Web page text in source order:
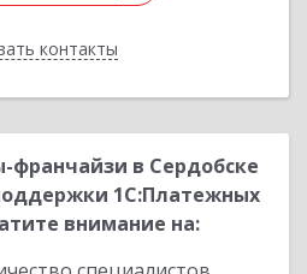
контакты
Назад
в Сердобске
1С:Платежных
внимание на: